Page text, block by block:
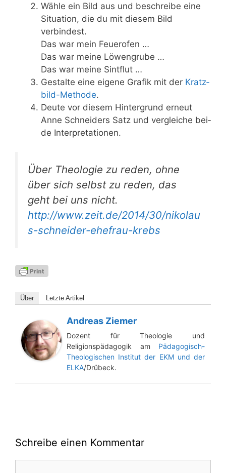
Wäh­le ein Bild aus und beschrei­be eine
Situa­ti­on, die du mit die­sem Bild
verbindest.
Das war mein Feuerofen …
Das war mei­ne Löwengrube …
Das war mei­ne Sintflut …
Gestal­te eine eige­ne Gra­fik mit der Kratz­
bild-Metho­de.
Deu­te vor die­sem Hin­ter­grund erneut
Anne Schnei­ders Satz und ver­glei­che bei­
de Interpretationen.
Über Theo­lo­gie zu reden, ohne
über sich selbst zu reden, das
geht bei uns nicht.
http://​www​.zeit​.de/​2​0​1​4​/​3​0​/​n​i​k​o​l​a​u​
s​-​s​c​h​n​e​i​d​e​r​-​e​h​e​f​r​a​u​-​k​r​ebs
Über Letz­te Artikel
Andreas Ziemer
Dozent für Theologie und
Religionspädagogik am Pädagogisch-
Theologischen Institut der EKM und der
ELKA/Drübeck.
Schreibe einen Kommentar